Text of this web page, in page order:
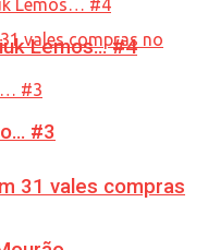
31 vales compras
Lemos… #4
#3